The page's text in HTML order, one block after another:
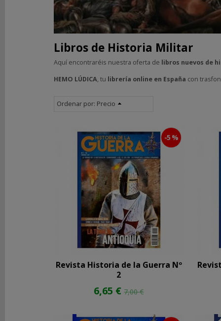
Ciencia
Ficción
Fantasía
Aventuras
Sherlock
y
Historia
Revistas
Novelas
FILTROS
Libros de Historia Militar
Aquí encontraréis nuestra oferta de libros nuevos de
HEMO LÚDICA, tu librería online en España con
Ordenar por: Precio
-5 %
Revista Historia de la Guerra Nº
2
6,65 €7,00 €